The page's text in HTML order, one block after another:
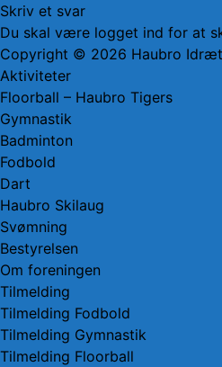
indlæg:
Skriv et svar
Du skal være logget ind for at
Copyright © 2026 Haubro
Rul
op
Aktiviteter
Floorball – Haubro Tigers
Gymnastik
Badminton
Fodbold
Dart
Haubro Skilaug
Svømning
Bestyrelsen
Om foreningen
Tilmelding
Tilmelding Fodbold
Tilmelding Gymnastik
Tilmelding Floorball